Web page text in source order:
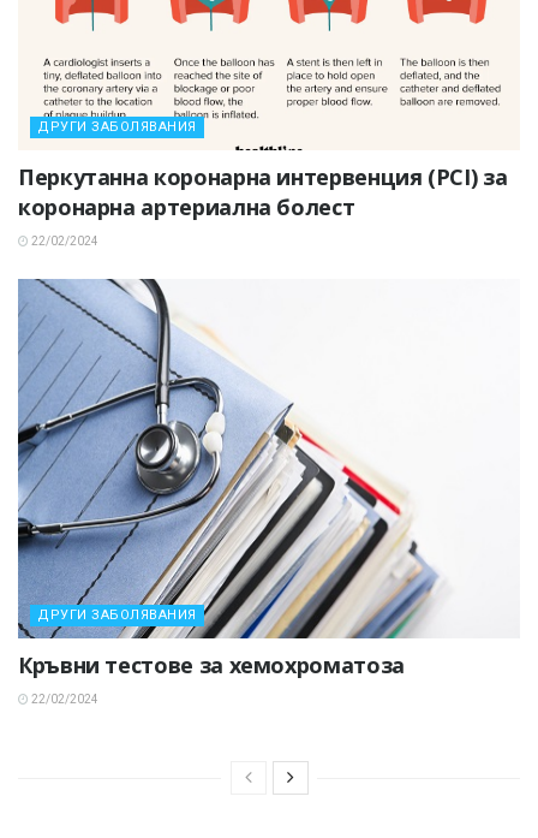
ДРУГИ ЗАБОЛЯВАНИЯ
Перкутанна коронарна интервенция (PCI) за
коронарна артериална болест
22/02/2024
ДРУГИ ЗАБОЛЯВАНИЯ
Кръвни тестове за хемохроматоза
22/02/2024